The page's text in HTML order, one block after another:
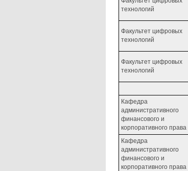
технологий
Факультет цифровых
технологий
Факультет цифровых
технологий
Кафедра
административного
финансового и
корпоративного права
Кафедра
административного
финансового и
корпоративного права